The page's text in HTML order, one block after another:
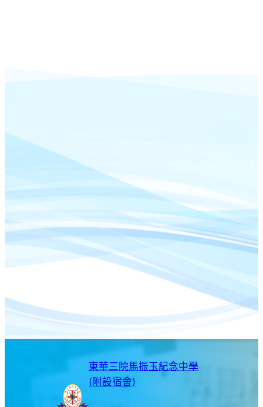
東華三院馬振玉紀念中學
(附設宿舍)